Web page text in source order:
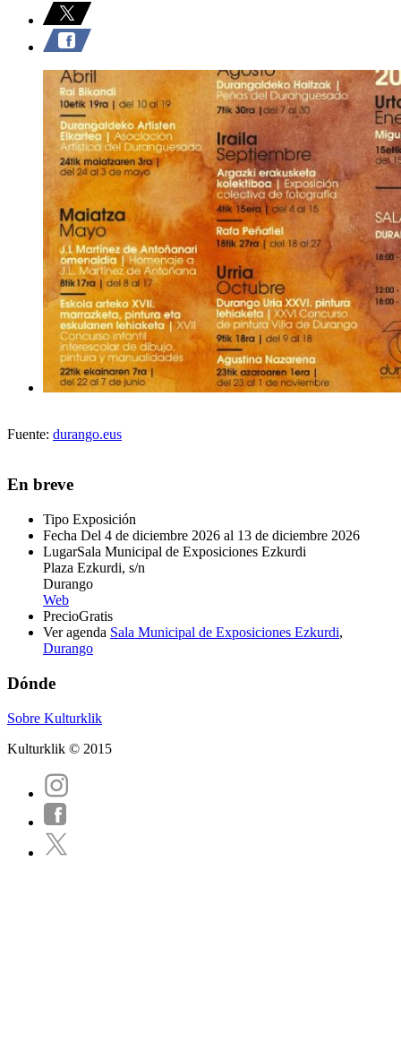
Fuente: durango.eus
En breve
Tipo Exposición
Fecha Del 4 de diciembre 2026 al 13 de diciembre 2026
LugarSala Municipal de Exposiciones Ezkurdi
Plaza Ezkurdi, s/n
Durango
Web
PrecioGratis
Ver agenda Sala Municipal de Exposiciones Ezkurdi,
Durango
Dónde
Sobre Kulturklik
Kulturklik © 2015